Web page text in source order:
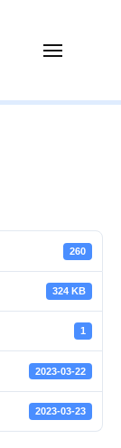
メ
ー
260
324 KB
1
2023-03-22
2023-03-23